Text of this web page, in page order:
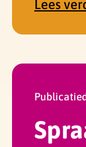
Lees